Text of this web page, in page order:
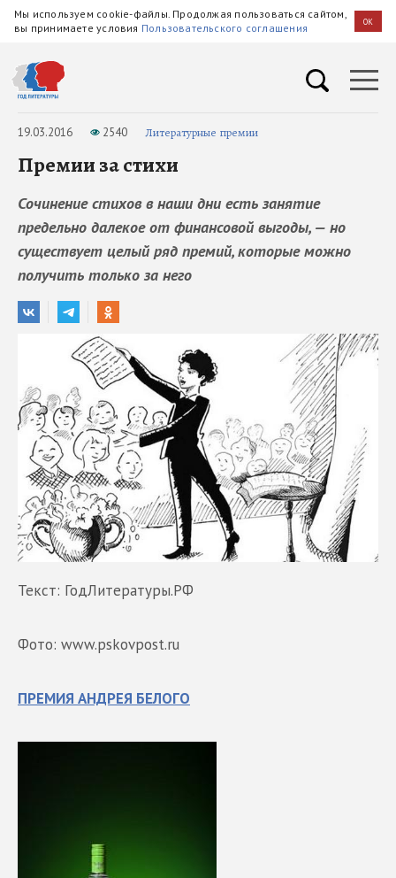
Мы используем cookie-файлы. Продолжая пользоваться сайтом,
вы принимаете условия Пользовательского соглашения OK
19.03.2016 2540 Литературные премии
Премии за стихи
Сочинение стихов в наши дни есть занятие
предельно далекое от финансовой выгоды, — но
существует целый ряд премий, которые можно
получить только за него
Текст: ГодЛитературы.РФ
Фото: www.pskovpost.ru
ПРЕМИЯ АНДРЕЯ БЕЛОГО